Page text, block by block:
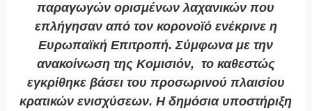
παραγωγών ορισμένων λαχανικών που
επλήγησαν από τον κορονοϊό ενέκρινε η
Ευρωπαϊκή Επιτροπή. Σύμφωνα με την
ανακοίνωση της Κομισιόν, το καθεστώς
εγκρίθηκε βάσει του προσωρινού πλαισίου
κρατικών ενισχύσεων. Η δημόσια υποστήριξη